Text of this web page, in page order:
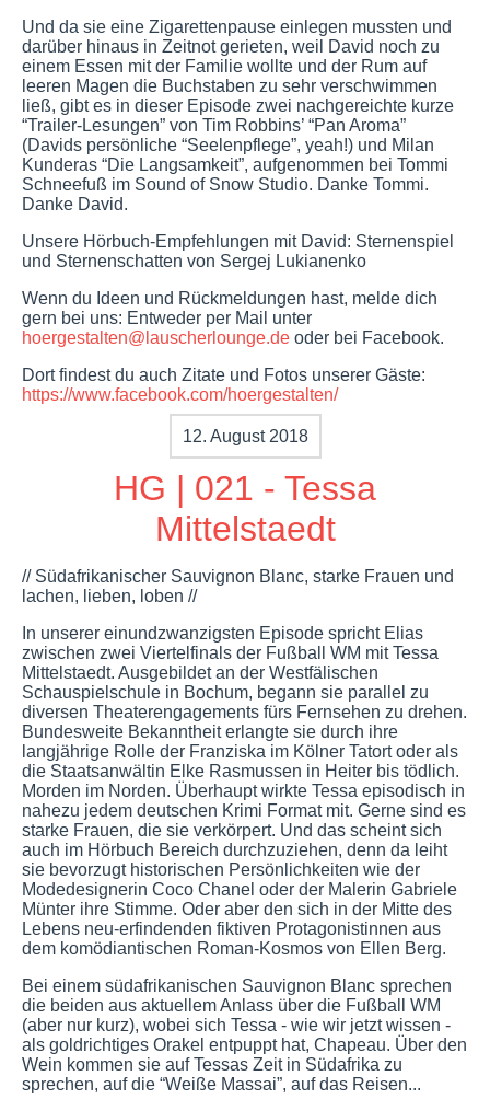
Und da sie eine Zigarettenpause einlegen mussten und
darüber hinaus in Zeitnot gerieten, weil David noch zu
einem Essen mit der Familie wollte und der Rum auf
leeren Magen die Buchstaben zu sehr verschwimmen
ließ, gibt es in dieser Episode zwei nachgereichte kurze
“Trailer-Lesungen” von Tim Robbins’ “Pan Aroma”
(Davids persönliche “Seelenpflege”, yeah!) und Milan
Kunderas “Die Langsamkeit”, aufgenommen bei Tommi
Schneefuß im Sound of Snow Studio. Danke Tommi.
Danke David.
Unsere Hörbuch-Empfehlungen mit David: Sternenspiel
und Sternenschatten von Sergej Lukianenko
Wenn du Ideen und Rückmeldungen hast, melde dich
gern bei uns: Entweder per Mail unter
hoergestalten@lauscherlounge.de oder bei Facebook.
Dort findest du auch Zitate und Fotos unserer Gäste:
https://www.facebook.com/hoergestalten/
12. August 2018
HG | 021 - Tessa
Mittelstaedt
// Südafrikanischer Sauvignon Blanc, starke Frauen und
lachen, lieben, loben //
In unserer einundzwanzigsten Episode spricht Elias
zwischen zwei Viertelfinals der Fußball WM mit Tessa
Mittelstaedt. Ausgebildet an der Westfälischen
Schauspielschule in Bochum, begann sie parallel zu
diversen Theaterengagements fürs Fernsehen zu drehen.
Bundesweite Bekanntheit erlangte sie durch ihre
langjährige Rolle der Franziska im Kölner Tatort oder als
die Staatsanwältin Elke Rasmussen in Heiter bis tödlich.
Morden im Norden. Überhaupt wirkte Tessa episodisch in
nahezu jedem deutschen Krimi Format mit. Gerne sind es
starke Frauen, die sie verkörpert. Und das scheint sich
auch im Hörbuch Bereich durchzuziehen, denn da leiht
sie bevorzugt historischen Persönlichkeiten wie der
Modedesignerin Coco Chanel oder der Malerin Gabriele
Münter ihre Stimme. Oder aber den sich in der Mitte des
Lebens neu-erfindenden fiktiven Protagonistinnen aus
dem komödiantischen Roman-Kosmos von Ellen Berg.
Bei einem südafrikanischen Sauvignon Blanc sprechen
die beiden aus aktuellem Anlass über die Fußball WM
(aber nur kurz), wobei sich Tessa - wie wir jetzt wissen -
als goldrichtiges Orakel entpuppt hat, Chapeau. Über den
Wein kommen sie auf Tessas Zeit in Südafrika zu
sprechen, auf die “Weiße Massai”, auf das Reisen...